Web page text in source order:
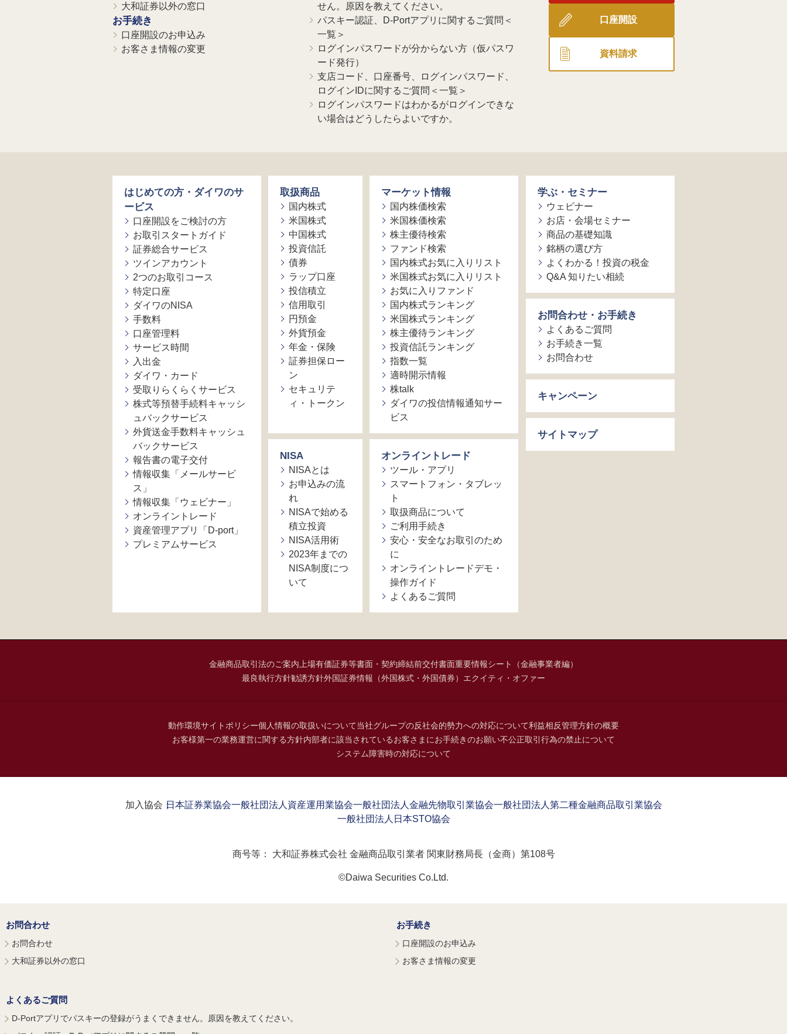
大和証券以外の窓口
お手続き
口座開設のお申込み
お客さま情報の変更
せん。原因を教えてください。
パスキー認証、D-Portアプリに関するご質問＜
一覧＞
ログインパスワードが分からない方（仮パスワ
ード発行）
支店コード、口座番号、ログインパスワード、
ログインIDに関するご質問＜一覧＞
ログインパスワードはわかるがログインできな
い場合はどうしたらよいですか。
口座開設
資料請求
はじめての方・ダイワのサ
ービス
口座開設をご検討の方
お取引スタートガイド
証券総合サービス
ツインアカウント
2つのお取引コース
特定口座
ダイワのNISA
手数料
口座管理料
サービス時間
入出金
ダイワ・カード
受取りらくらくサービス
株式等預替手続料キャッシ
ュバックサービス
外貨送金手数料キャッシュ
バックサービス
報告書の電子交付
情報収集「メールサービ
ス」
情報収集「ウェビナー」
オンライントレード
資産管理アプリ「D-port」
プレミアムサービス
取扱商品
国内株式
米国株式
中国株式
投資信託
債券
ラップ口座
投信積立
信用取引
円預金
外貨預金
年金・保険
証券担保ロー
ン
セキュリテ
ィ・トークン
NISA
NISAとは
お申込みの流
れ
NISAで始める
積立投資
NISA活用術
2023年までの
NISA制度につ
いて
マーケット情報
国内株価検索
米国株価検索
株主優待検索
ファンド検索
国内株式お気に入りリスト
米国株式お気に入りリスト
お気に入りファンド
国内株式ランキング
米国株式ランキング
株主優待ランキング
投資信託ランキング
指数一覧
適時開示情報
株talk
ダイワの投信情報通知サー
ビス
オンライントレード
ツール・アプリ
スマートフォン・タブレッ
ト
取扱商品について
ご利用手続き
安心・安全なお取引のため
に
オンライントレードデモ・
操作ガイド
よくあるご質問
学ぶ・セミナー
ウェビナー
お店・会場セミナー
商品の基礎知識
銘柄の選び方
よくわかる！投資の税金
Q&A 知りたい相続
お問合わせ・お手続き
よくあるご質問
お手続き一覧
お問合わせ
キャンペーン
サイトマップ
金融商品取引法のご案内 上場有価証券等書面・契約締結前交付書面重要情報シート（金融事業者編）
最良執行方針勧誘方針外国証券情報（外国株式・外国債券） エクイティ・オファー
動作環境サイトポリシー個人情報の取扱いについて当社グループの反社会的勢力への対応について利益相反管理方針の概要
お客様第一の業務運営に関する方針内部者に該当されているお客さまにお手続きのお願い不公正取引行為の禁止について
システム障害時の対応について
加入協会：日本証券業協会一般社団法人資産運用業協会一般社団法人金融先物取引業協会一般社団法人第二種金融商品取引業協会
一般社団法人日本STO協会
商号等： 大和証券株式会社 金融商品取引業者 関東財務局長（金商）第108号
©Daiwa Securities Co.Ltd.
お問合わせ
お問合わせ
大和証券以外の窓口
お手続き
口座開設のお申込み
お客さま情報の変更
よくあるご質問
D-Portアプリでパスキーの登録がうまくできません。原因を教えてください。